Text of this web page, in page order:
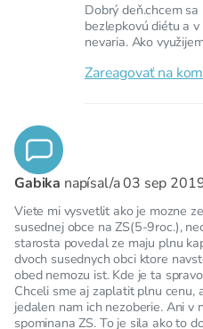
Dobrý deň.chcem
bezlepkovú diétu a
nevaria. Ako
Zareagovať na
Gabika napísal/a03 sep
Viete mi vysvetlit ako je mozne
susednej obce na ZS(5-9roc.),
starosta povedal ze maju plnu
dvoch susednych obci ktore
obed nemozu ist. Kde je ta
Chceli sme aj zaplatit plnu cenu,
jedalen nam ich nezoberie. Ani v
spominana ZS. To je sila ako to